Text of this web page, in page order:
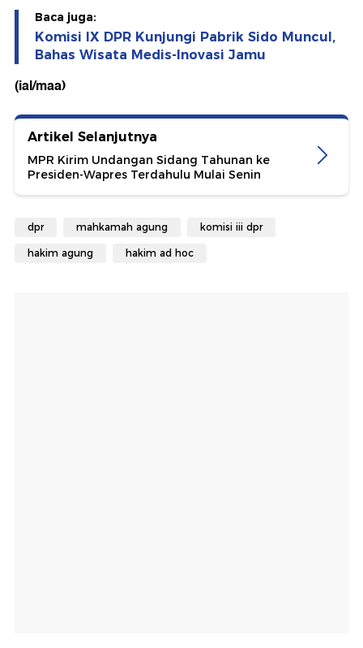
Baca juga:
Komisi IX DPR Kunjungi Pabrik Sido Muncul,
Bahas Wisata Medis-Inovasi Jamu
(ial/maa)
Artikel Selanjutnya
MPR Kirim Undangan Sidang Tahunan ke
Presiden-Wapres Terdahulu Mulai Senin
dpr mahkamah agung komisi iii dpr
hakim agung hakim ad hoc